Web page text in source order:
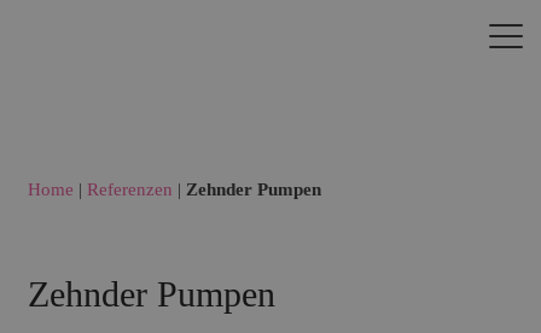
Home | Referenzen | Zehnder Pumpen
Zehnder Pumpen